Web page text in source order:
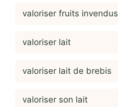
valoriser fruits invendus
valoriser lait
valoriser lait de brebis
valoriser son lait